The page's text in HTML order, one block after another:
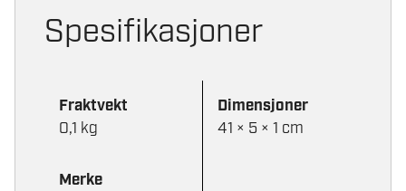
Spesifikasjoner
Fraktvekt
0,1 kg
Dimensjoner
41 × 5 × 1 cm
Merke